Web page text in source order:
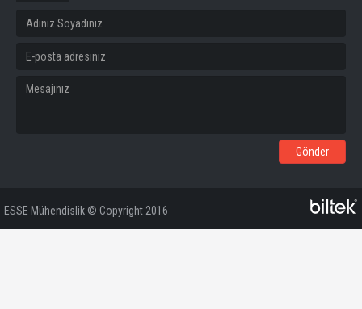
ESSE Mühendislik © Copyright 2016